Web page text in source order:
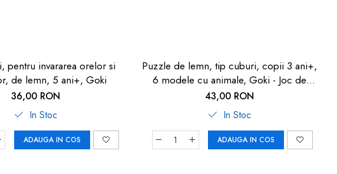
pentru invararea orelor si
de lemn, 5 ani+, Goki
36,00 RON
In Stoc
ADAUGA IN COS
Puzzle de lemn, tip cuburi, copii 3 ani+,
6 modele cu animale, Goki - Joc de
indemanare
43,00 RON
In Stoc
ADAUGA IN COS